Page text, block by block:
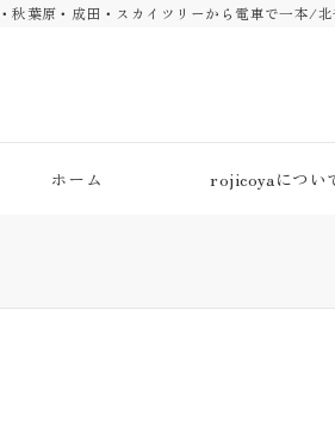
葉原・成田・スカイツリーから電車で一本/北
ホーム rojicoyaについ